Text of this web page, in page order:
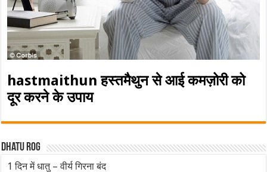
hastmaithun हस्तमैथुन से आई कमज़ोरी को
दूर करने के उपाय
Dhatu rog
1 दिन में धातु – वीर्य गिरना बंद